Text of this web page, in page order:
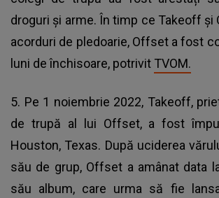
droguri și arme. În timp ce Takeoff și
acorduri de pledoarie, Offset a fost
luni de închisoare, potrivit TVOM.
5. Pe 1 noiembrie 2022, Takeoff,
de trupă al lui Offset, a fost
Houston, Texas. După uciderea
său de grup, Offset a amânat data
său album, care urma să fie